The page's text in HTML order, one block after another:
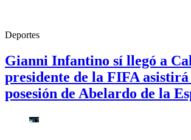
Deportes
Gianni Infantino sí llegó a
presidente de la FIFA
posesión de Abelardo de la